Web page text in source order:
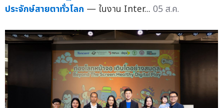
ประจักษ์สายตาทั่วโลก — ในงาน Inter... 05 ส.ค.